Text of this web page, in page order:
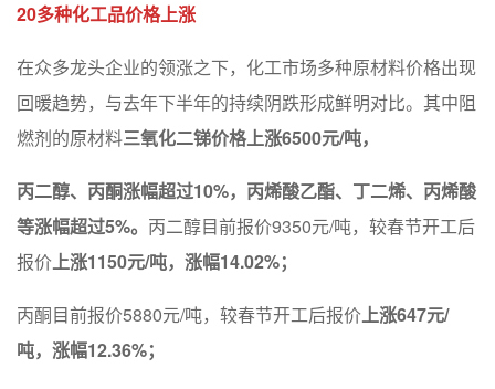
20多种化工品价格上涨
在众多龙头企业的领涨之下，化工市场多种原材料价格出现
回暖趋势，与去年下半年的持续阴跌形成鲜明对比。其中阻
燃剂的原材料三氧化二锑价格上涨6500元/吨，
丙二醇、丙酮涨幅超过10%，丙烯酸乙酯、丁二烯、丙烯酸
等涨幅超过5%。 丙二醇目前报价9350元/吨，较春节开工后
报价上涨1150元/吨，涨幅14.02%；
丙酮目前报价5880元/吨，较春节开工后报价上涨647元/
吨，涨幅12.36%；